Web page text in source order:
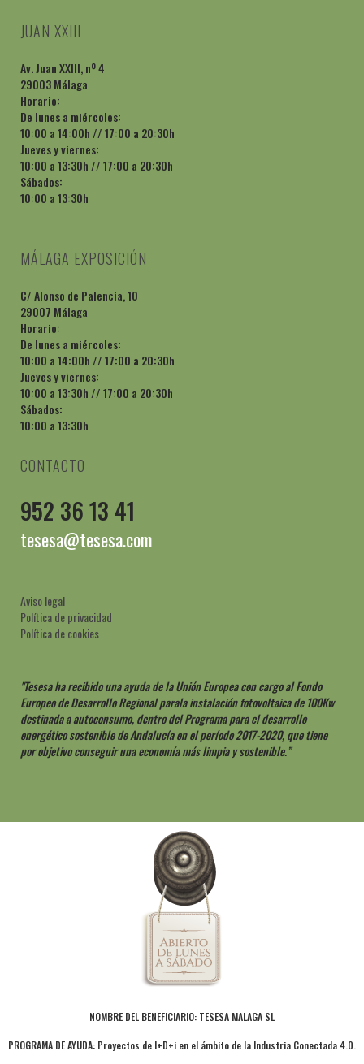
JUAN XXIII
Av. Juan XXIII, nº 4
29003 Málaga
Horario:
De lunes a miércoles:
10:00 a 14:00h // 17:00 a 20:30h
Jueves y viernes:
10:00 a 13:30h // 17:00 a 20:30h
Sábados:
10:00 a 13:30h
MÁLAGA EXPOSICIÓN
C/ Alonso de Palencia, 10
29007 Málaga
Horario:
De lunes a miércoles:
10:00 a 14:00h // 17:00 a 20:30h
Jueves y viernes:
10:00 a 13:30h // 17:00 a 20:30h
Sábados:
10:00 a 13:30h
CONTACTO
952 36 13 41
tesesa@tesesa.com
Aviso legal
Política de privacidad
Política de cookies
"Tesesa ha recibido una ayuda de la Unión Europea con cargo al Fondo
Europeo de Desarrollo Regional parala instalación fotovoltaica de 100Kw
destinada a autoconsumo, dentro del Programa para el desarrollo
energético sostenible de Andalucía en el período 2017-2020, que tiene
por objetivo conseguir una economía más limpia y sostenible.”
NOMBRE DEL BENEFICIARIO: TESESA MALAGA SL
PROGRAMA DE AYUDA: Proyectos de I+D+i en el ámbito de la Industria Conectada 4.0.